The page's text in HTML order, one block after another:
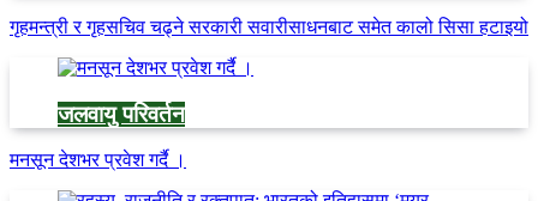
गृहमन्त्री र गृहसचिव चढ्ने सरकारी सवारीसाधनबाट समेत कालो सिसा हटाइयो
जलवायु परिवर्तन
मनसून देशभर प्रवेश गर्दै ।